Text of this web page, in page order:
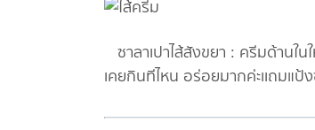
ซาลาเปาไส้สังขยา : ครีมด้านใ
เคยกินทีไหน อร่อยมากค่ะเเถมแ